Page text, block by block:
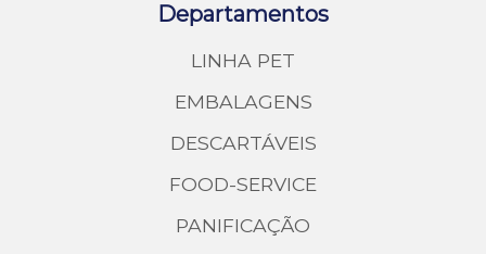
Departamentos
LINHA PET
EMBALAGENS
DESCARTÁVEIS
FOOD-SERVICE
PANIFICAÇÃO